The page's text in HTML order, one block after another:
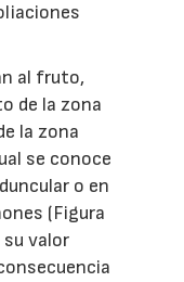
al fruto,
de la zona
la zona
se conoce
o en
(Figura
valor